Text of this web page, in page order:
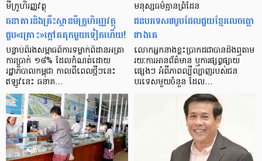
មីក្រូ​ហិរញ្ញវត្ថុ
ធនាគារ​និង​គ្រឹះស្ថាន​មីក្រូ​ហិរញ្ញវត្ថុ​
ជួប«គ្រោះ»ក្តៅ​គគុក​មួយ​ទៀត​ហើយ!
បន្ទាប់​ពី​រង​សម្ពាធ​​ពី​ការ​ទម្លាក់​ពិដាន​អត្រា​
ការ​ប្រាក់ ១៨​% ដែល​កំណត់​ដោយ​
រដ្ឋាភិបាល​កម្ពុជា កាល​ពី​ពេល​ថ្មីៗ​នេះ
ឥឡូវ​នេះ ធនាគ…
មនុស្ស​ធម៌​គ្មាន​ព្រំដែន
ជន​បរទេស​៣​រូប​ដែល​ជួយ​ខ្មែរ​លេច​ធ្លោ​
ជាង​គេ
លោកអ្នក​នាង​ខ្លះ​ប្រាកដ​ជា​បាន​​ដឹង​ឮ​តាម​
រយៈ​ការ​អាន​ព័ត៌មាន ឬ​ការ​ផ្សព្វផ្សាយ​
ផ្សេងៗ អំពី​ភាព​ល្បីល្បាញ​របស់​ជន​
បរទេស​មួយ​ចំនួន ដែល…